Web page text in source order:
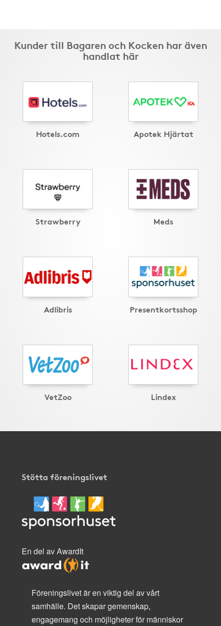
Kunder till Bagaren och Kocken har även
handlat här
Hotels.com Apotek Hjärtat
Strawberry Meds
Adlibris Presentkortsshop
VetZoo Lindex
Stötta föreningslivet
En del av AwardIt
Föreningslivet är en viktig del av vårt
samhälle. Det skapar gemenskap,
engagemang och möjligheter för människor